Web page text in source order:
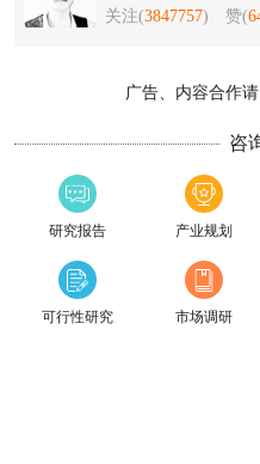
关注(3847757) 赞(
广告、内容合作请
咨
研究报告 产业规划
可行性研究 市场调研